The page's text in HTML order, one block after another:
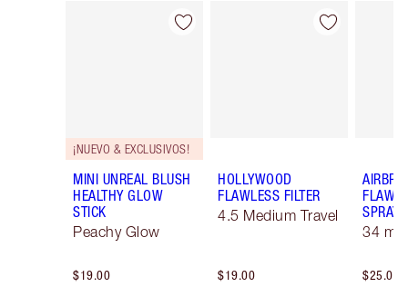
Artículo 1 de 57
¡NUEVO & EXCLUSIVOS!
MINI UNREAL BLUSH
HEALTHY GLOW
STICK
Peachy Glow
$19.00
Artículo 2 de 57
HOLLYWOOD
FLAWLESS FILTER
4.5 Medium Travel
$19.00
SPRAY
34 ml
$25.00